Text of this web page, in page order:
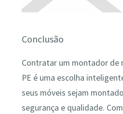
Conclusão
Contratar um montador de
PE é uma escolha
seus móveis sejam
segurança e qualidade.